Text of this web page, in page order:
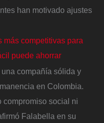
han motivado ajustes
más competitivas para
puede ahorrar
compañía sólida y
en Colombia.
compromiso social ni
Falabella en su